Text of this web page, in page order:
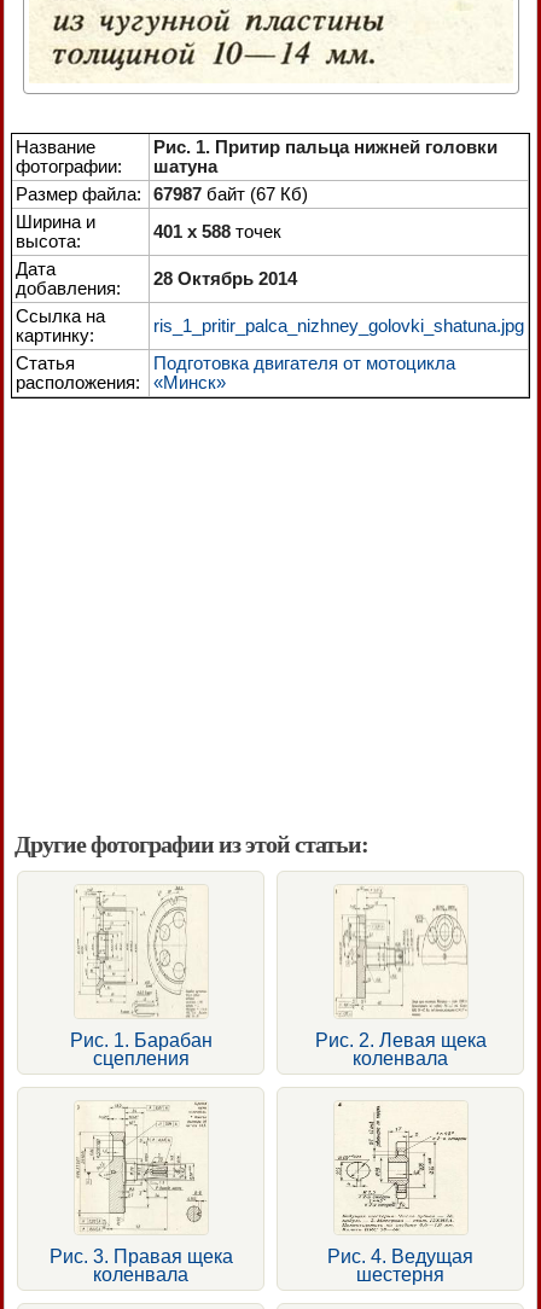
Название
фотографии:
Рис. 1. Притир пальца нижней головки
шатуна
Размер файла:
67987 байт (67 Кб)
Ширина и
высота:
401 x 588 точек
Дата
добавления:
28 Октябрь 2014
Ссылка на
картинку:
ris_1_pritir_palca_nizhney_golovki_shatuna.jpg
Статья
расположения:
Подготовка двигателя от мотоцикла
«Минск»
Другие фотографии из этой статьи:
Рис. 1. Барабан
сцепления
Рис. 2. Левая щека
коленвала
Рис. 3. Правая щека
коленвала
Рис. 4. Ведущая
шестерня